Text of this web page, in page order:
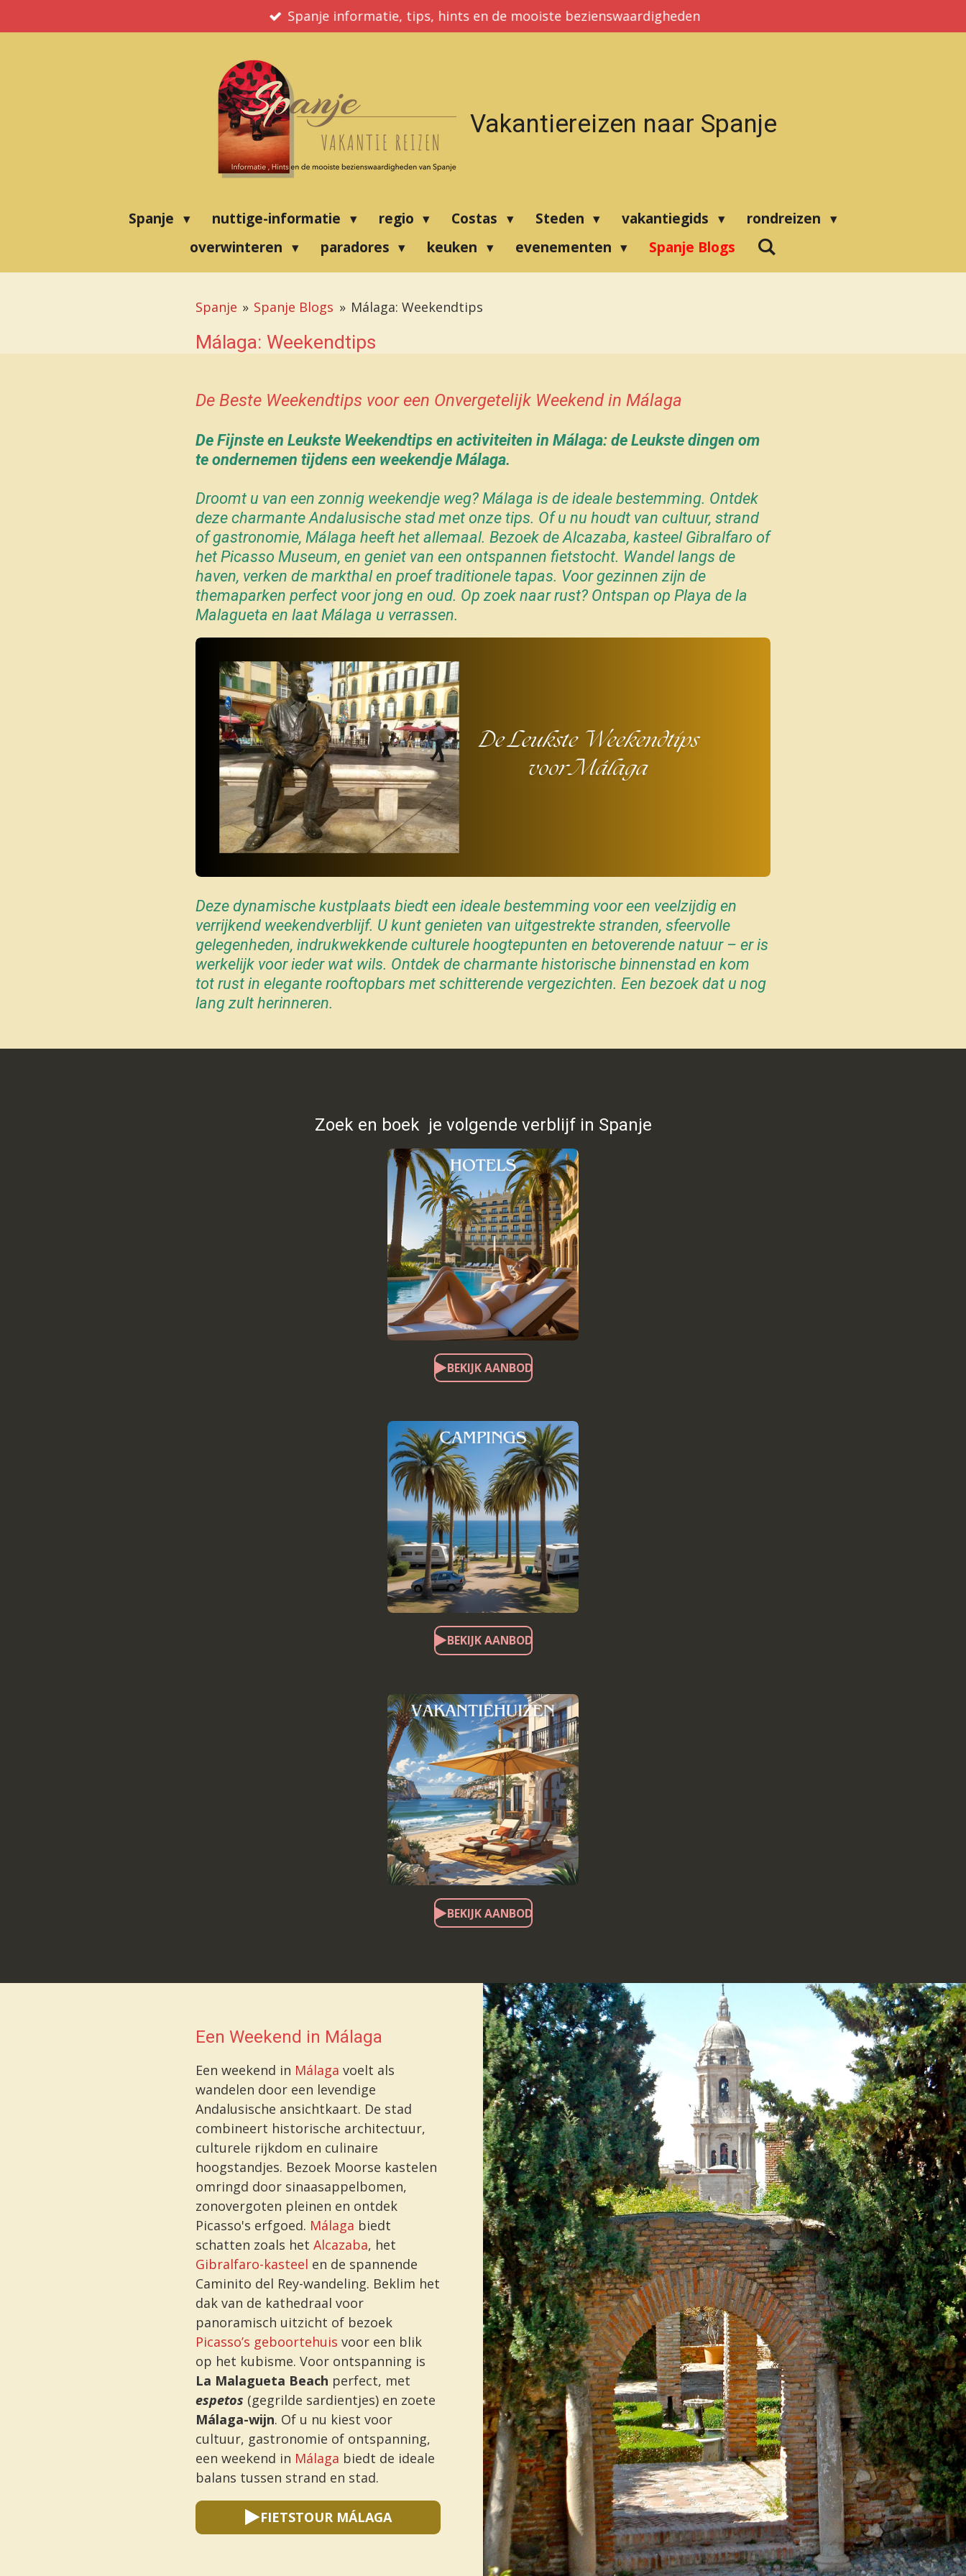
direct
Spanje informatie, tips, hints en de mooiste bezienswaardigheden
Vakantiereizen naar Spanje
Spanje nuttige-informatie regio Costas Steden vakantiegids
rondreizen
overwinteren
paradores keuken evenementen Spanje Blogs
Spanje » Spanje Blogs » Málaga: Weekendtips
Málaga: Weekendtips
De Beste Weekendtips voor een Onvergetelijk Weekend in Málaga
De Fijnste en Leukste Weekendtips en activiteiten in Málaga: de Leukste dingen om
te ondernemen tijdens een weekendje Málaga.
Droomt u van een zonnig weekendje weg? Málaga is de ideale bestemming. Ontdek
deze charmante Andalusische stad met onze tips. Of u nu houdt van cultuur, strand
of gastronomie, Málaga heeft het allemaal. Bezoek deAlcazaba, kasteel Gibralfaro of
het Picasso Museum, en geniet van een ontspannen fietstocht. Wandel langs de
haven, verken de markthal en proef traditionele tapas. Voor gezinnen zijn de
themaparken perfect voor jong en oud. Op zoek naar rust? Ontspan op Playa de la
Malagueta en laat Málaga u verrassen.
Deze dynamische kustplaats biedt een ideale bestemming voor een veelzijdig en
verrijkend weekendverblijf. U kunt genieten van uitgestrekte stranden, sfeervolle
gelegenheden, indrukwekkende culturele hoogtepunten en betoverende natuur – er is
werkelijk voor ieder wat wils. Ontdek de charmante historische binnenstad en kom
tot rust in elegante rooftopbars met schitterende vergezichten. Een bezoek dat u nog
lang zult herinneren.
Zoek en boek je volgende verblijf in Spanje
BEKIJK AANBOD
BEKIJK AANBOD
BEKIJK AANBOD
Een Weekend in Málaga
Een weekend in Málaga voelt als
wandelen door een levendige
Andalusische ansichtkaart. De stad
combineert historische architectuur,
culturele rijkdom en culinaire
hoogstandjes. Bezoek Moorse kastelen
omringd door sinaasappelbomen,
zonovergoten pleinen en ontdek
Picasso's erfgoed. Málaga biedt
schatten zoals hetAlcazaba, het
Gibralfaro-kasteel en de spannende
Caminito del Rey-wandeling. Beklim het
dak van de kathedraal voor
panoramisch uitzicht of bezoek
Picasso’s geboortehuis voor een blik
op het kubisme. Voor ontspanning is
La Malagueta Beach perfect, met
espetos (gegrilde sardientjes) en zoete
Málaga-wijn. Of u nu kiest voor
cultuur, gastronomie of ontspanning,
een weekend in Málaga biedt de ideale
balans tussen strand en stad.
FIETSTOUR MÁLAGA